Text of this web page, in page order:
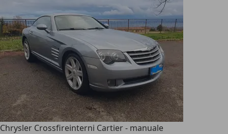
Chrysler Crossfireinterni Cartier - manuale